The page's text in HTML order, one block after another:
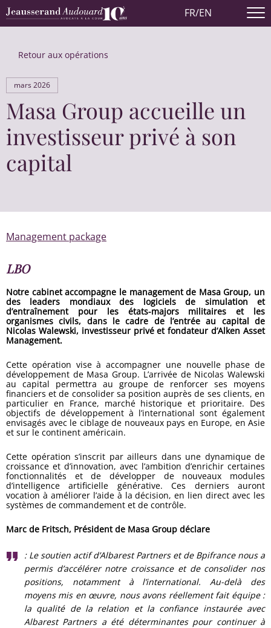
FR/EN
Retour aux opérations
mars 2026
Masa Group accueille un
investisseur privé à son
capital
Management package
LBO
Notre cabinet accompagne le management de Masa Group, un
des leaders mondiaux des logiciels de simulation et
d’entraînement pour les états-majors militaires et les
organismes civils, dans le cadre de l’entrée au capital de
Nicolas Walewski, investisseur privé et fondateur d’Alken Asset
Management.
Cette opération vise à accompagner une nouvelle phase de
développement de Masa Group. L’arrivée de Nicolas Walewski
au capital permettra au groupe de renforcer ses moyens
financiers et de consolider sa position auprès de ses clients, en
particulier en France, marché historique et prioritaire. Des
objectifs de développement à l’international sont également
envisagés avec le ciblage de nouveaux pays en Europe, en Asie
et sur le continent américain.
Cette opération s’inscrit par ailleurs dans une dynamique de
croissance et d’innovation, avec l’ambition d’enrichir certaines
fonctionnalités et de développer de nouveaux modules
d’intelligence artificielle générative. Ces derniers auront
vocation à améliorer l’aide à la décision, en lien direct avec les
systèmes de commandement et de contrôle.
Marc de Fritsch, Président de Masa Group déclare
: Le soutien actif d’Albarest Partners et de Bpifrance nous a
permis d’accélérer notre croissance et de consolider nos
positions, notamment à l’international. Au-delà des
moyens mis en œuvre, nous avons réellement fait équipe :
la qualité de la relation et la confiance instaurée avec
Albarest Partners a été déterminantes pour continuer à